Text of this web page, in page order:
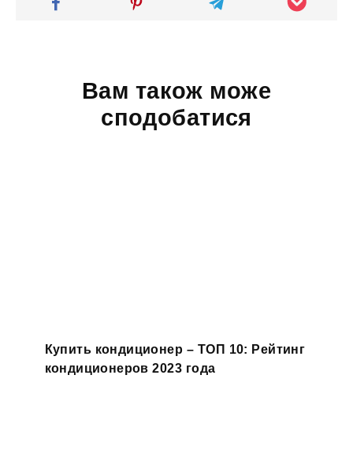
Вам також може
сподобатися
Купить кондиционер – ТОП 10: Рейтинг
кондиционеров 2023 года